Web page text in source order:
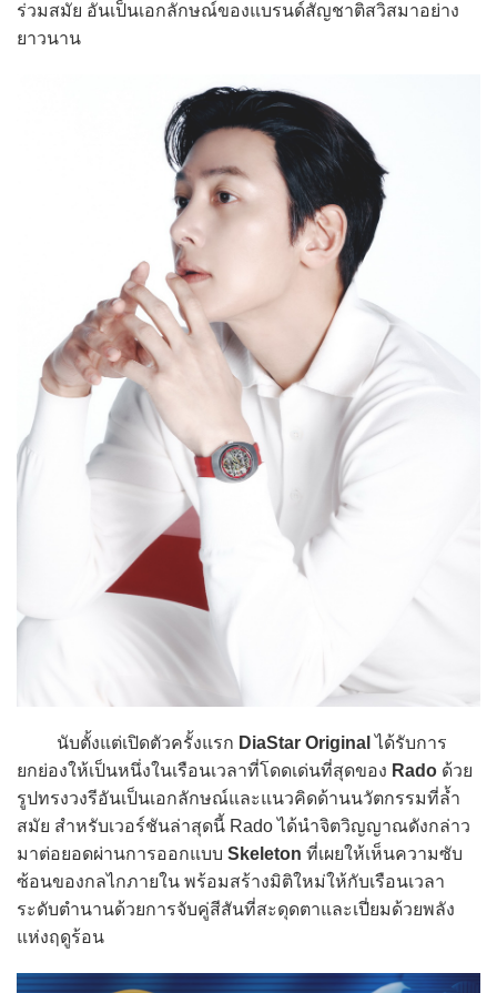
ร่วมสมัย อันเป็นเอกลักษณ์ของแบรนด์สัญชาติสวิสมาอย่าง
ยาวนาน
นับตั้งแต่เปิดตัวครั้งแรก DiaStar Original ได้รับการ
ยกย่องให้เป็นหนึ่งในเรือนเวลาที่โดดเด่นที่สุดของ Rado ด้วย
รูปทรงวงรีอันเป็นเอกลักษณ์และแนวคิดด้านนวัตกรรมที่ล้ำ
สมัย สำหรับเวอร์ชันล่าสุดนี้ Rado ได้นำจิตวิญญาณดังกล่าว
มาต่อยอดผ่านการออกแบบ Skeleton ที่เผยให้เห็นความซับ
ซ้อนของกลไกภายใน พร้อมสร้างมิติใหม่ให้กับเรือนเวลา
ระดับตำนานด้วยการจับคู่สีสันที่สะดุดตาและเปี่ยมด้วยพลัง
แห่งฤดูร้อน